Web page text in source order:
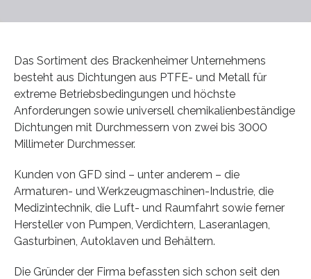
Das Sortiment des Brackenheimer Unternehmens
besteht aus Dichtungen aus PTFE- und Metall für
extreme Betriebsbedingungen und höchste
Anforderungen sowie universell chemikalienbeständige
Dichtungen mit Durchmessern von zwei bis 3000
Millimeter Durchmesser.
Kunden von GFD sind – unter anderem – die
Armaturen- und Werkzeugmaschinen-Industrie, die
Medizintechnik, die Luft- und Raumfahrt sowie ferner
Hersteller von Pumpen, Verdichtern, Laseranlagen,
Gasturbinen, Autoklaven und Behältern.
Die Gründer der Firma befassten sich schon seit den